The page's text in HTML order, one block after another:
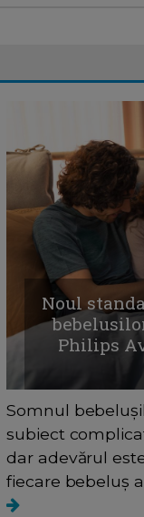
Noul
Philips
Somnul
subiect
dar adevărul
fiecare bebeluș